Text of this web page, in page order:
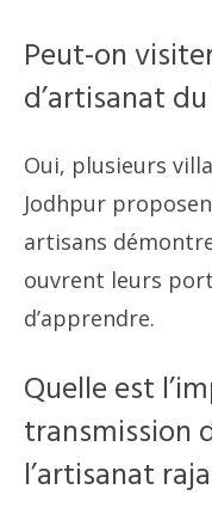
Peut-on
d’artisanat
Oui, plusieurs
Jodhpur
artisans
ouvrent leurs
d’apprendre.
Quelle est
transmission
l’artisanat